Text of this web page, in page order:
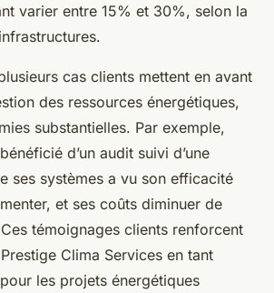
varier entre 15% et 30%, selon la
cas clients mettent en avant
des ressources énergétiques,
substantielles. Par exemple,
d’un audit suivi d’une
ses systèmes a vu son efficacité
et ses coûts diminuer de
témoignages clients renforcent
Clima Services en tant
les projets énergétiques